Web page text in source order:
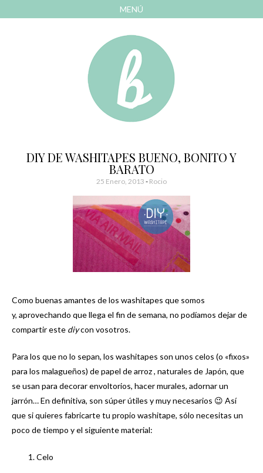
MENÚ
Bonitismos
DIY DE WASHITAPES BUENO, BONITO Y
BARATO
25 Enero, 2013 - Rocio
Como buenas amantes de los washitapes que somos
y, aprovechando que llega el fin de semana, no podíamos dejar de
compartir este diycon vosotros.
Para los que no lo sepan, los washitapes son unos celos (o «fixos»
para los malagueños) de papel de arroz , naturales de Japón, que
se usan para decorar envoltorios, hacer murales, adornar un
jarrón… En definitiva, son súper útiles y muy necesarios 😉 Así
que si quieres fabricarte tu propio washitape, sólo necesitas un
poco de tiempo y el siguiente material:
Celo